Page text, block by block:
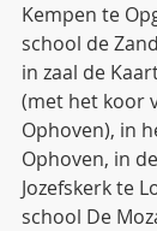
Kempen te
school de
in zaal de
(met het koor
Ophoven), in
Ophoven, in
Jozefskerk te
school De